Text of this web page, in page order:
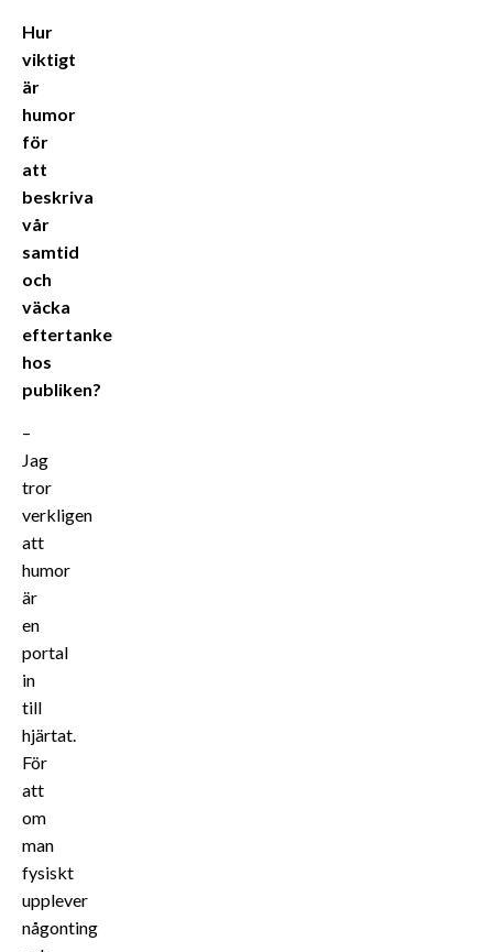
Hur
viktigt
är
humor
för
att
beskriva
vår
samtid
och
väcka
eftertanke
hos
publiken?
–
Jag
tror
verkligen
att
humor
är
en
portal
in
till
hjärtat.
För
att
om
man
fysiskt
upplever
någonting